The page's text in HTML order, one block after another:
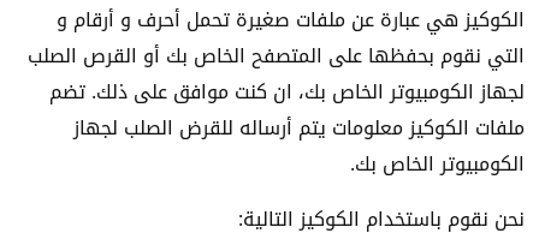
الكوكيز هي عبارة عن ملفات صغيرة تحمل أحرف و أرقام و
التي نقوم بحفظها على المتصفح الخاص بك أو القرص الصلب
لجهاز الكومبيوتر الخاص بك، ان كنت موافق على ذلك. تضم
ملفات الكوكيز معلومات يتم أرساله للقرض الصلب لجهاز
الكومبيوتر الخاص بك.
نحن نقوم باستخدام الكوكيز التالية: